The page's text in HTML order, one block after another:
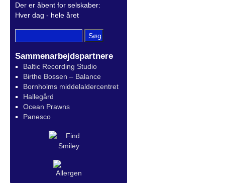
Der er åbent for selskaber:
Hver dag - hele året
Sammenarbejdspartnere
Baltic Recording Studio
Birthe Bossen – Balance
Bornholms middelaldercentret
Hallegård
Ocean Prawns
Panesco